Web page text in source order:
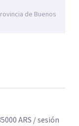
paciente.
y adultos
mundial y
Oeste y
de Buenos
ARS / sesión